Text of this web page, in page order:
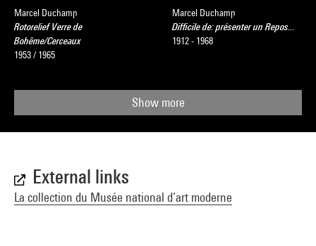
Marcel Duchamp
Rotorelief Verre de
Bohême/Cerceaux
1953 / 1965
Marcel Duchamp
Difficile de: présenter un Repos...
1912 - 1968
Show more
External links
La collection du Musée national d’art moderne